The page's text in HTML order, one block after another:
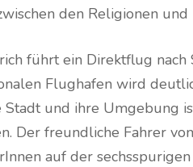
den Religionen
führt ein Direktflug nach
Flughafen wird
Stadt und ihre Umgebung
Der freundliche Fahrer
auf der